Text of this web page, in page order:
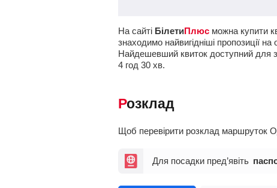
На сайті БілетиПлюс можна купити
знаходимо найвигідніші пропозиції
Найдешевший квиток доступний для
4 год 30 хв.
Розклад
Щоб перевірити розклад маршруток
Для посадки пред’явіть